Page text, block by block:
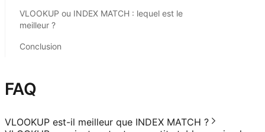
VLOOKUP ou INDEX MATCH : lequel est le
meilleur ?
Conclusion
FAQ
VLOOKUP est-il meilleur que INDEX MATCH ?